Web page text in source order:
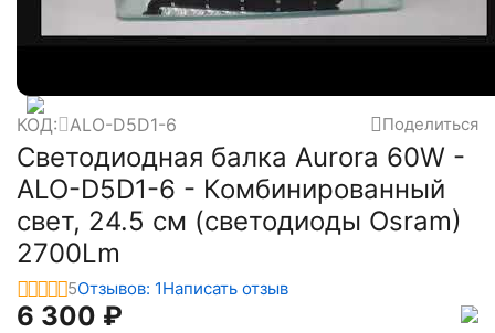
КОД: ALO-D5D1-6 Поделиться
Светодиодная балка Aurora 60W -
ALO-D5D1-6 - Комбинированный
свет, 24.5 см (светодиоды Osram)
2700Lm
5Отзывов: 1Написать отзыв
6 300 ₽